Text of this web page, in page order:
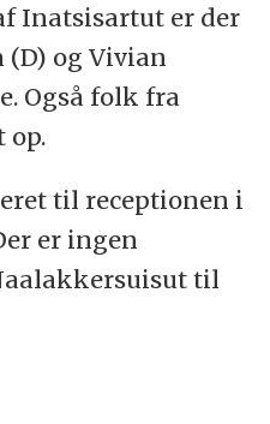
Inatsisartut er der
(D) og Vivian
Også folk fra
op.
til receptionen i
er ingen
til